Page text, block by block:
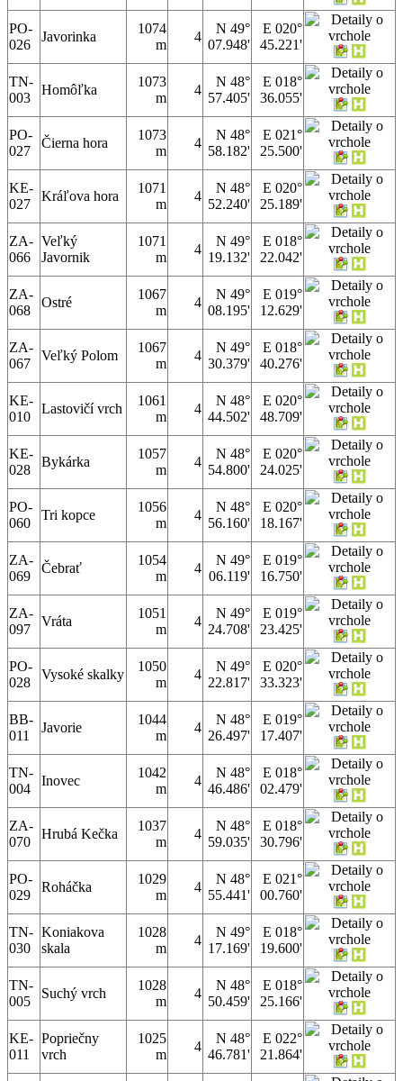
PO-
026
Javorinka
1074
m
4
N 49°
07.948'
E 020°
45.221'
TN-
003
Homôľka
1073
m
4
N 48°
57.405'
E 018°
36.055'
PO-
027
Čierna hora
1073
m
4
N 48°
58.182'
E 021°
25.500'
KE-
027
Kráľova hora
1071
m
4
N 48°
52.240'
E 020°
25.189'
ZA-
066
Veľký
Javornik
1071
m
4
N 49°
19.132'
E 018°
22.042'
ZA-
068
Ostré
1067
m
4
N 49°
08.195'
E 019°
12.629'
ZA-
067
Veľký Polom
1067
m
4
N 49°
30.379'
E 018°
40.276'
KE-
010
Lastovičí vrch
1061
m
4
N 48°
44.502'
E 020°
48.709'
KE-
028
Bykárka
1057
m
4
N 48°
54.800'
E 020°
24.025'
PO-
060
Tri kopce
1056
m
4
N 48°
56.160'
E 020°
18.167'
ZA-
069
Čebrať
1054
m
4
N 49°
06.119'
E 019°
16.750'
ZA-
097
Vráta
1051
m
4
N 49°
24.708'
E 019°
23.425'
PO-
028
Vysoké skalky
1050
m
4
N 49°
22.817'
E 020°
33.323'
BB-
011
Javorie
1044
m
4
N 48°
26.497'
E 019°
17.407'
TN-
004
Inovec
1042
m
4
N 48°
46.486'
E 018°
02.479'
ZA-
070
Hrubá Kečka
1037
m
4
N 48°
59.035'
E 018°
30.796'
PO-
029
Roháčka
1029
m
4
N 48°
55.441'
E 021°
00.760'
TN-
030
Koniakova
skala
1028
m
4
N 49°
17.169'
E 018°
19.600'
TN-
005
Suchý vrch
1028
m
4
N 48°
50.459'
E 018°
25.166'
KE-
011
Popriečny
vrch
1025
m
4
N 48°
46.781'
E 022°
21.864'